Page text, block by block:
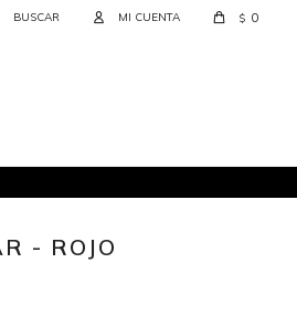
$ 0
- ROJO